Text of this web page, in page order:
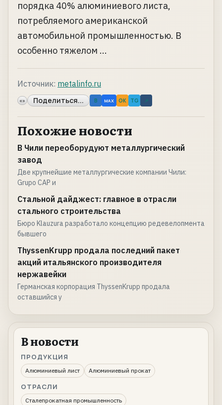
порядка 40% алюминиевого листа,
потребляемого американской
автомобильной промышленностью. В
особенно тяжелом ...
Источник: metalinfo.ru
«» Поделиться... B MAX OK TG ↗
Похожие новости
В Чили переоборудуют металлургический
завод
Две крупнейшие металлургические компании Чили:
Grupo CAP и
Стальной дайджест: главное в отрасли
стального строительства
Бюро Klauzura разработало концепцию редевелопмента
бывшего
ThyssenKrupp продала последний пакет
акций итальянского производителя
нержавейки
Германская корпорация ThyssenKrupp продала
оставшийся у
В новости
ПРОДУКЦИЯ
Алюминиевый лист Алюминиевый прокат
ОТРАСЛИ
Сталепрокатная промышленность